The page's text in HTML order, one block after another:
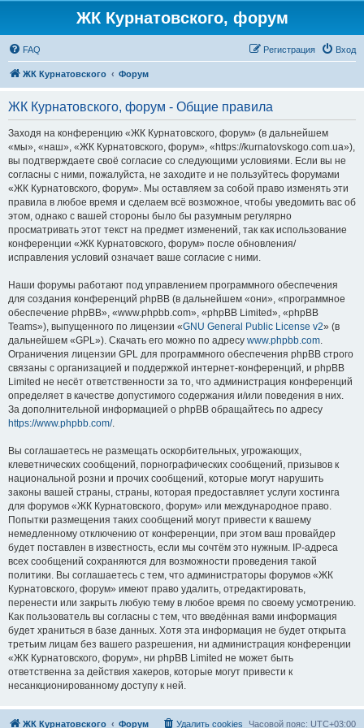
ЖК Курнатовского, форум
FAQ Вход
Регистрация
ЖК Курнатовского Форум
ЖК Курнатовского, форум - Общие правила
Заходя на конференцию «ЖК Курнатовского, форум» (в дальнейшем
«мы», «наш», «ЖК Курнатовского, форум», «https://kurnatovskogo.com.ua»),
вы подтверждаете своё согласие со следующими условиями. Если вы не
согласны с ними, пожалуйста, не заходите и не пользуйтесь форумами
«ЖК Курнатовского, форум». Мы оставляем за собой право изменять эти
правила в любое время и сделаем всё возможное, чтобы уведомить вас об
этом, однако с вашей стороны было бы разумным регулярно
просматривать этот текст на предмет изменений, так как использование
конференции «ЖК Курнатовского, форум» после обновления/
исправления условий означает ваше согласие с ними.
Наши форумы работают под управлением программного обеспечения
для создания конференций phpBB (в дальнейшем «они», «программное
обеспечение phpBB», «www.phpbb.com», «phpBB Limited», «phpBB
Teams»), выпущенного по лицензии «GNU General Public License v2» (в
дальнейшем «GPL»). Скачать его можно по адресу www.phpbb.com.
Ограничения лицензии GPL для программного обеспечения phpBB строго
связаны с организацией и поддержкой интернет-конференций, и phpBB
Limited не несёт ответственности за то, что администрация конференций
определяет в качестве допустимого содержания и/или поведения в них.
За дополнительной информацией о phpBB обращайтесь по адресу
https://www.phpbb.com/.
Вы соглашаетесь не размещать оскорбительных, угрожающих,
клеветнических сообщений, порнографических сообщений, призывов к
национальной розни и прочих сообщений, которые могут нарушить
законы вашей страны, страны, которая предоставляет услуги хостинга
для форумов «ЖК Курнатовского, форум» или международное право.
Попытки размещения таких сообщений могут привести к вашему
немедленному отключению от конференции, при этом ваш провайдер
будет поставлен в известность, если мы сочтём это нужным. IP-адреса
всех сообщений сохраняются для возможности проведения такой
политики. Вы соглашаетесь с тем, что администраторы форумов «ЖК
Курнатовского, форум» имеют право удалить, отредактировать,
перенести или закрыть любую тему в любое время по своему усмотрению.
Как пользователь вы согласны с тем, что введённая вами информация
будет храниться в базе данных. Хотя эта информация не будет открыта
третьим лицам без вашего разрешения, ни администрация конференции
«ЖК Курнатовского, форум», ни phpBB Limited не может быть
ответственна за действия хакеров, которые могут привести к
несанкционированному доступу к ней.
ЖК Курнатовского Форум Часовой пояс: UTC+03:00
Удалить cookies